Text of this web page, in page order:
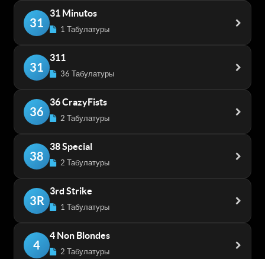
31
31 Minutos
1 Табулатуры
31
311
36 Табулатуры
36
36 CrazyFists
2 Табулатуры
38
38 Special
2 Табулатуры
3R
3rd Strike
1 Табулатуры
4
4 Non Blondes
2 Табулатуры